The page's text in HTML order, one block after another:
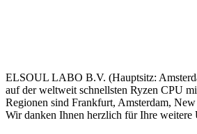
ELSOUL LABO B.V. (Hauptsitz:
auf der weltweit schnellsten Ryzen CPU
Regionen sind Frankfurt, Amsterdam,
Wir danken Ihnen herzlich für Ihre weitere